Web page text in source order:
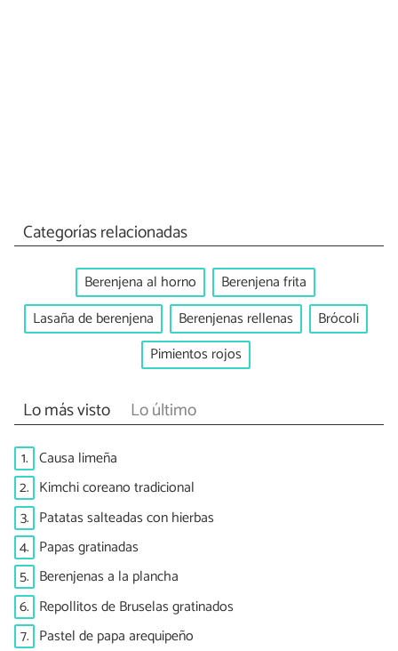
Categorías relacionadas
Berenjena al horno
Berenjena frita
Lasaña de berenjena
Berenjenas rellenas
Brócoli
Pimientos rojos
Lo más visto Lo último
1. Causa limeña
2. Kimchi coreano tradicional
3. Patatas salteadas con hierbas
4. Papas gratinadas
5. Berenjenas a la plancha
6. Repollitos de Bruselas gratinados
7. Pastel de papa arequipeño